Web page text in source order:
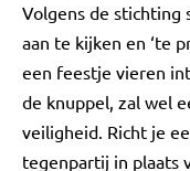
Volgens de stichting
aan te kijken en ‘te
een feestje vieren
de knuppel, zal wel
veiligheid. Richt je
tegenpartij in plaats